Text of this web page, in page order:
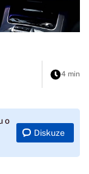
4 min
o
Diskuze